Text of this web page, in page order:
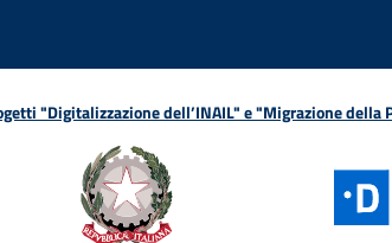
"Digitalizzazione dell’INAIL" e "Migrazione della